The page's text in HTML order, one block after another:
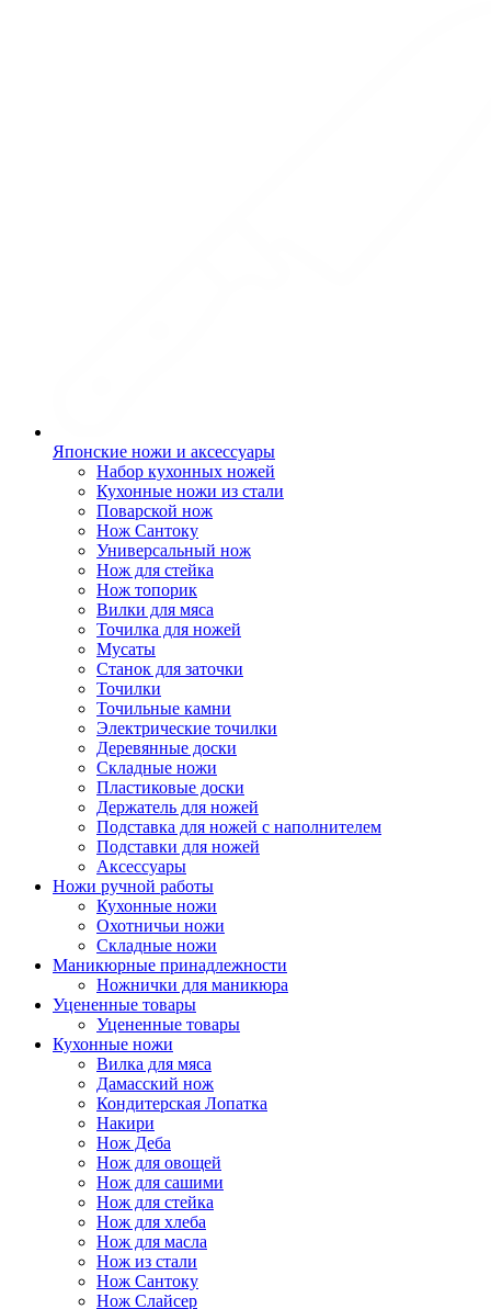
Японские ножи и аксессуары
Набор кухонных ножей
Кухонные ножи из стали
Поварской нож
Нож Сантоку
Универсальный нож
Нож для стейка
Нож топорик
Вилки для мяса
Точилка для ножей
Мусаты
Станок для заточки
Точилки
Точильные камни
Электрические точилки
Деревянные доски
Складные ножи
Пластиковые доски
Держатель для ножей
Подставка для ножей с наполнителем
Подставки для ножей
Аксессуары
Ножи ручной работы
Кухонные ножи
Охотничьи ножи
Складные ножи
Маникюрные принадлежности
Ножнички для маникюра
Уцененные товары
Уцененные товары
Кухонные ножи
Вилка для мяса
Дамасский нож
Кондитерская Лопатка
Накири
Нож Деба
Нож для овощей
Нож для сашими
Нож для стейка
Нож для хлеба
Нож для масла
Нож из стали
Нож Сантоку
Нож Слайсер